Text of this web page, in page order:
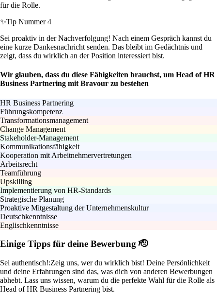
für die Rolle.
✨Tip Nummer 4
Sei proaktiv in der Nachverfolgung! Nach einem Gespräch kannst du
eine kurze Dankesnachricht senden. Das bleibt im Gedächtnis und
zeigt, dass du wirklich an der Position interessiert bist.
Wir glauben, dass du diese Fähigkeiten brauchst, um Head of HR
Business Partnering mit Bravour zu bestehen
HR Business Partnering
Führungskompetenz
Transformationsmanagement
Change Management
Stakeholder-Management
Kommunikationsfähigkeit
Kooperation mit Arbeitnehmervertretungen
Arbeitsrecht
Teamführung
Upskilling
Implementierung von HR-Standards
Strategische Planung
Proaktive Mitgestaltung der Unternehmenskultur
Deutschkenntnisse
Englischkenntnisse
Einige Tipps für deine Bewerbung 🫡
Sei authentisch!:Zeig uns, wer du wirklich bist! Deine Persönlichkeit
und deine Erfahrungen sind das, was dich von anderen Bewerbungen
abhebt. Lass uns wissen, warum du die perfekte Wahl für die Rolle als
Head of HR Business Partnering bist.